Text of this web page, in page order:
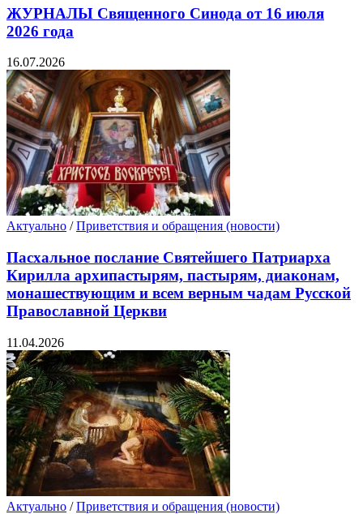
ЖУРНАЛЫ Священного Синода от 16 июля
2026 года
16.07.2026
Актуально /Приветствия и обращения (новости)
Пасхальное послание Святейшего Патриарха
Кирилла архипастырям, пастырям, диаконам,
монашествующим и всем верным чадам Русской
Православной Церкви
11.04.2026
Актуально /Приветствия и обращения (новости)